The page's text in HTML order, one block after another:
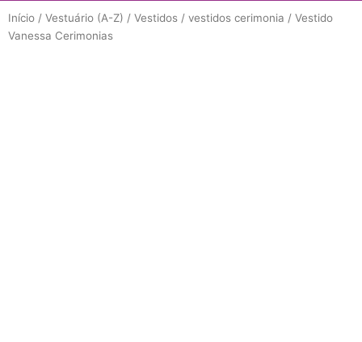
Início / Vestuário (A-Z) / Vestidos / vestidos cerimonia / Vestido
Vanessa Cerimonias